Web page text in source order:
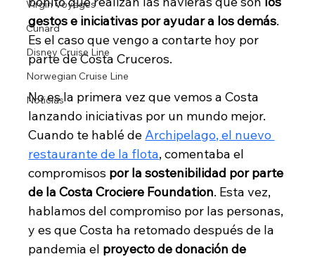
Virgin Voyages
Cunard
Disney Cruise Line
Norwegian Cruise Line
Noticias
gestos e iniciativas por ayudar a los demás.
Es el caso que vengo a contarte hoy por
parte de Costa Cruceros.
No es la primera vez que vemos a Costa
lanzando iniciativas por un mundo mejor.
Cuando te hablé de Archipelago, el nuevo
restaurante de la flota, comentaba el
compromisos por la sostenibilidad por parte
de la Costa Crociere Foundation. Esta vez,
hablamos del compromiso por las personas,
y es que Costa ha retomado después de la
pandemia el proyecto de donación de